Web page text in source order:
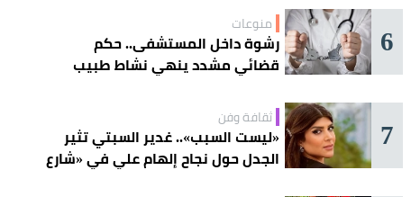
6 منوعات
رشوة داخل المستشفى.. حكم
قضائي مشدد ينهي نشاط طبيب
7 ثقافة وفن
«ليست السبب».. غدير السبتي تثير
الجدل حول نجاح إلهام علي في «شارع